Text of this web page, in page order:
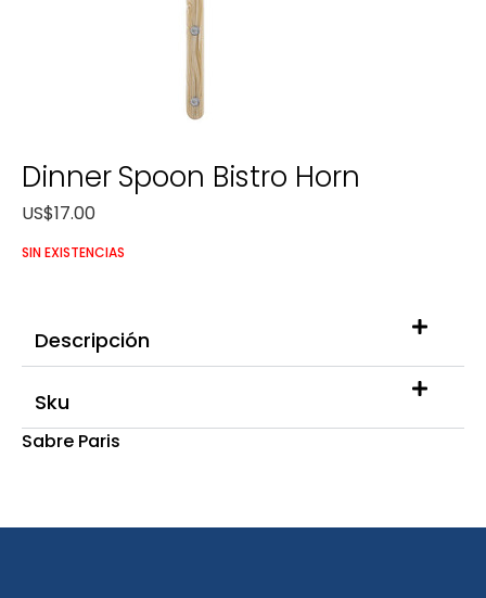
Dinner Spoon Bistro Horn
US$17.00
SIN EXISTENCIAS
Descripción
Sku
Sabre Paris